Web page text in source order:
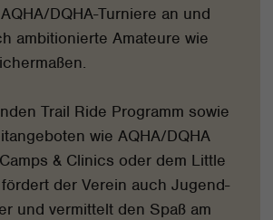
DQHA-Turniere an und
ambitionierte Amateure wie
Trail Ride Programm sowie
wie AQHA/DQHA
& Clinics oder dem Little
der Verein auch Jugend-
und vermittelt den Spaß am